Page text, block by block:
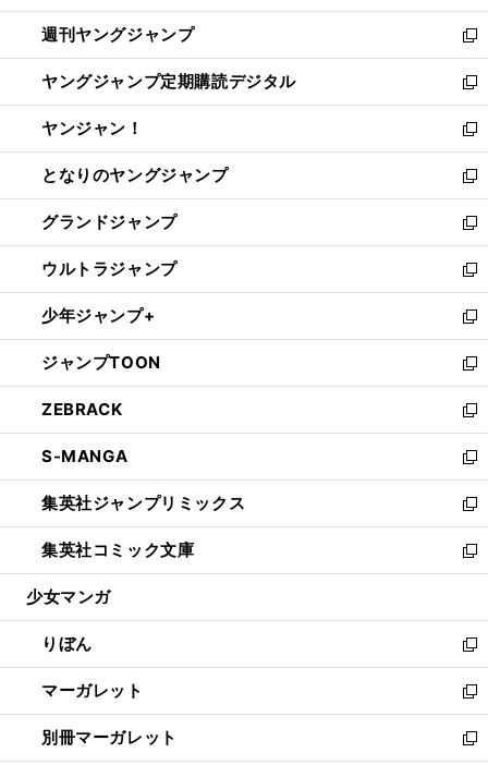
開
く
ウ
で
開
く
ン
ド
ウ
で
開
く
ウ
ィ
ン
ド
ウ
で
開
く
週刊ヤングジャンプ
新
し
い
ウ
ィ
ン
ド
ウ
で
開
く
ヤングジャンプ定期購読デジタル
新
し
い
ウ
ィ
ン
ド
ウ
で
開
く
ヤンジャン！
新
し
い
ウ
ィ
ン
ド
ウ
で
開
く
となりのヤングジャンプ
新
し
い
ウ
ィ
ン
ド
ウ
で
開
く
グランドジャンプ
新
し
い
ウ
ィ
ン
ド
ウ
で
開
く
ウルトラジャンプ
新
し
い
ウ
ィ
ン
ド
ウ
で
開
く
少年ジャンプ+
新
し
い
ウ
ィ
ン
ド
ウ
で
開
く
ジャンプTOON
新
し
い
ウ
ィ
ン
ド
ウ
で
開
ZEBRACK
新
し
い
ウ
ィ
ン
ド
ウ
開
く
S-MANGA
新
し
い
ウ
ィ
ン
ウ
で
開
く
集英社ジャンプリミックス
新
し
い
ウ
ン
ド
ウ
で
開
く
集英社コミック文庫
新
し
ウ
ィ
ン
ド
ウ
で
開
少女マンガ
りぼん
新
し
い
ウ
ィ
マーガレット
新
し
い
別冊マーガレット
新